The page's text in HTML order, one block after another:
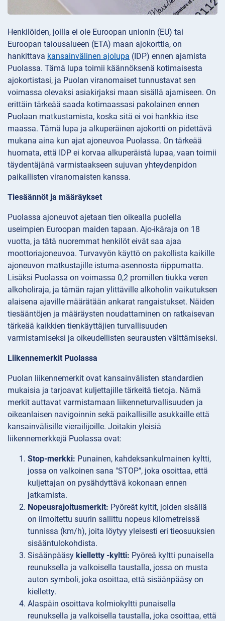
Henkilöiden, joilla ei ole Euroopan unionin (EU) tai
Euroopan talousalueen (ETA) maan ajokorttia, on
hankittava kansainvälinen ajolupa (IDP) ennen ajamista
Puolassa. Tämä lupa toimii käännöksenä kotimaisesta
ajokortistasi, ja Puolan viranomaiset tunnustavat sen
voimassa olevaksi asiakirjaksi maan sisällä ajamiseen. On
erittäin tärkeää saada kotimaassasi pakolainen ennen
Puolaan matkustamista, koska sitä ei voi hankkia itse
maassa. Tämä lupa ja alkuperäinen ajokortti on pidettävä
mukana aina kun ajat ajoneuvoa Puolassa. On tärkeää
huomata, että IDP ei korvaa alkuperäistä lupaa, vaan toimii
täydentäjänä varmistaakseen sujuvan yhteydenpidon
paikallisten viranomaisten kanssa.
Tiesäännöt ja määräykset
Puolassa ajoneuvot ajetaan tien oikealla puolella
useimpien Euroopan maiden tapaan. Ajo-ikäraja on 18
vuotta, ja tätä nuoremmat henkilöt eivät saa ajaa
moottoriajoneuvoa. Turvavyön käyttö on pakollista kaikille
ajoneuvon matkustajille istuma-asennosta riippumatta.
Lisäksi Puolassa on voimassa 0,2 promillen tiukka veren
alkoholiraja, ja tämän rajan ylittäville alkoholin vaikutuksen
alaisena ajaville määrätään ankarat rangaistukset. Näiden
tiesääntöjen ja määräysten noudattaminen on ratkaisevan
tärkeää kaikkien tienkäyttäjien turvallisuuden
varmistamiseksi ja oikeudellisten seurausten välttämiseksi.
Liikennemerkit Puolassa
Puolan liikennemerkit ovat kansainvälisten standardien
mukaisia ja tarjoavat kuljettajille tärkeitä tietoja. Nämä
merkit auttavat varmistamaan liikenneturvallisuuden ja
oikeanlaisen navigoinnin sekä paikallisille asukkaille että
kansainvälisille vierailijoille. Joitakin yleisiä
liikennemerkkejä Puolassa ovat:
Stop-merkki: Punainen, kahdeksankulmainen kyltti,
jossa on valkoinen sana "STOP", joka osoittaa, että
kuljettajan on pysähdyttävä kokonaan ennen
jatkamista.
Nopeusrajoitusmerkit: Pyöreät kyltit, joiden sisällä
on ilmoitettu suurin sallittu nopeus kilometreissä
tunnissa (km/h), joita löytyy yleisesti eri tieosuuksien
sisääntulokohdista.
Sisäänpääsy kielletty -kyltti: Pyöreä kyltti punaisella
reunuksella ja valkoisella taustalla, jossa on musta
auton symboli, joka osoittaa, että sisäänpääsy on
kielletty.
Alaspäin osoittava kolmiokyltti punaisella
reunuksella ja valkoisella taustalla, joka osoittaa, että